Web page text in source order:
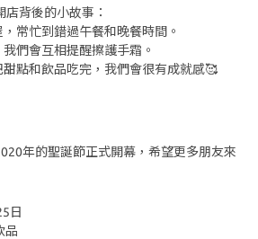
背後的小故事：
常忙到錯過午餐和晚餐時間。
們會互相提醒擦護手霜。
點和飲品吃完，我們會很有成就感🥰
年的聖誕節正式開幕，希望更多朋友來
日
品